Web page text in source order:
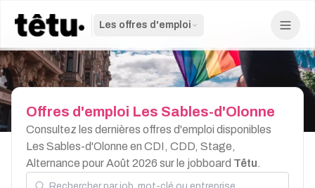
Les offres d'emploi
Offres d'emploi Les Sables-d'Olonne
Consultez les dernières offres d'emploi disponibles
Les Sables-d'Olonne en CDI, CDD, Stage,
Alternance pour Août 2026 sur le jobboard Têtu.
Rechercher par job, mot-clé ou entreprise